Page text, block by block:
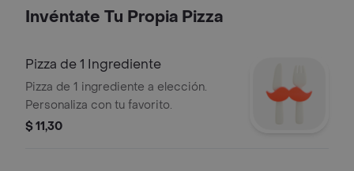
Invéntate Tu Propia Pizza
Pizza de 1 Ingrediente
Pizza de 1 ingrediente a elección.
Personaliza con tu favorito.
$ 11,30